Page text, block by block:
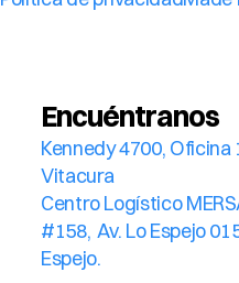
Encuéntranos
Kennedy 4700, Oficina
Vitacura
Centro Logístico
#158,  Av. Lo Espejo
Espejo.